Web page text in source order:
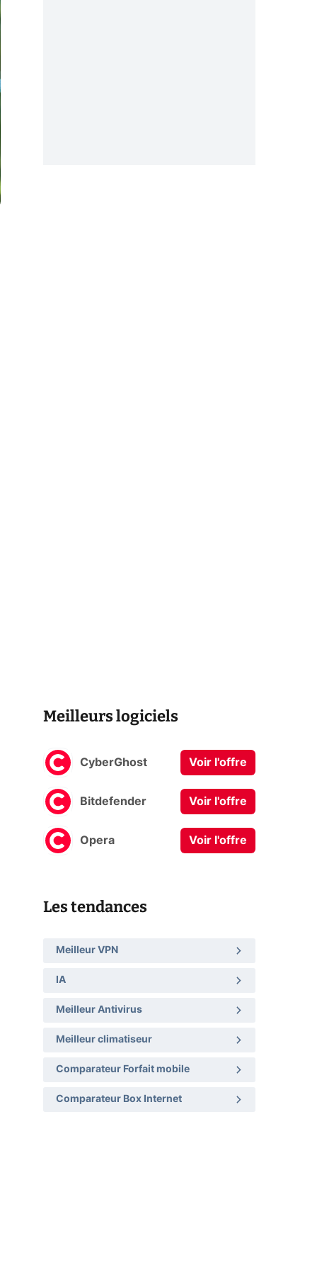
Meilleurs logiciels
CyberGhost Voir l'offre
Bitdefender Voir l'offre
Opera Voir l'offre
Les tendances
Meilleur VPN
IA
Meilleur Antivirus
Meilleur climatiseur
Comparateur Forfait mobile
Comparateur Box Internet